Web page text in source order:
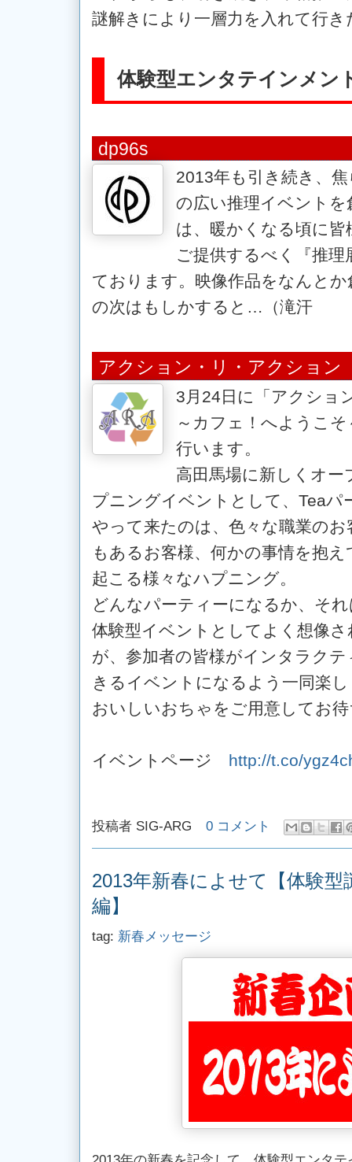
謎解きにより一層力を入れて行
体験型エンタテインメン
dp96s
2013年も引き続き、
の広い推理イベント
は、暖かくなる頃に
ご提供するべく『推
ております。映像作品をなんと
の次はもしかすると…（滝汗
アクション・リ・アクション
3月24日に「アクシ
～カフェ！へようこ
行います。
高田馬場に新しくオ
プニングイベントとして、Teaパ
やって来たのは、色々な職業の
もあるお客様、何かの事情を抱
起こる様々なハプニング。
どんなパーティーになるか、そ
体験型イベントとしてよく想像
が、参加者の皆様がインタラク
きるイベントになるよう一同楽
おいしいおちゃをご用意してお
イベントページ http://t.co/
投稿者 SIG-ARG 0 コメント
2013年新春によせて【体験型
編】
tag: 新春メッセージ